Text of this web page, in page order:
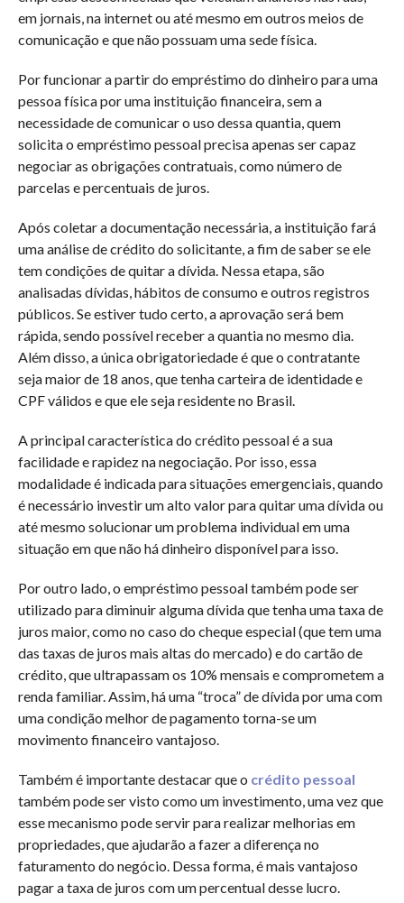
em jornais, na internet ou até mesmo em outros meios de
comunicação e que não possuam uma sede física.
Por funcionar a partir do empréstimo do dinheiro para uma
pessoa física por uma instituição financeira, sem a
necessidade de comunicar o uso dessa quantia, quem
solicita o empréstimo pessoal precisa apenas ser capaz
negociar as obrigações contratuais, como número de
parcelas e percentuais de juros.
Após coletar a documentação necessária, a instituição fará
uma análise de crédito do solicitante, a fim de saber se ele
tem condições de quitar a dívida. Nessa etapa, são
analisadas dívidas, hábitos de consumo e outros registros
públicos. Se estiver tudo certo, a aprovação será bem
rápida, sendo possível receber a quantia no mesmo dia.
Além disso, a única obrigatoriedade é que o contratante
seja maior de 18 anos, que tenha carteira de identidade e
CPF válidos e que ele seja residente no Brasil.
A principal característica do crédito pessoal é a sua
facilidade e rapidez na negociação. Por isso, essa
modalidade é indicada para situações emergenciais, quando
é necessário investir um alto valor para quitar uma dívida ou
até mesmo solucionar um problema individual em uma
situação em que não há dinheiro disponível para isso.
Por outro lado, o empréstimo pessoal também pode ser
utilizado para diminuir alguma dívida que tenha uma taxa de
juros maior, como no caso do cheque especial (que tem uma
das taxas de juros mais altas do mercado) e do cartão de
crédito, que ultrapassam os 10% mensais e comprometem a
renda familiar. Assim, há uma “troca” de dívida por uma com
uma condição melhor de pagamento torna-se um
movimento financeiro vantajoso.
Também é importante destacar que o crédito pessoal
também pode ser visto como um investimento, uma vez que
esse mecanismo pode servir para realizar melhorias em
propriedades, que ajudarão a fazer a diferença no
faturamento do negócio. Dessa forma, é mais vantajoso
pagar a taxa de juros com um percentual desse lucro.